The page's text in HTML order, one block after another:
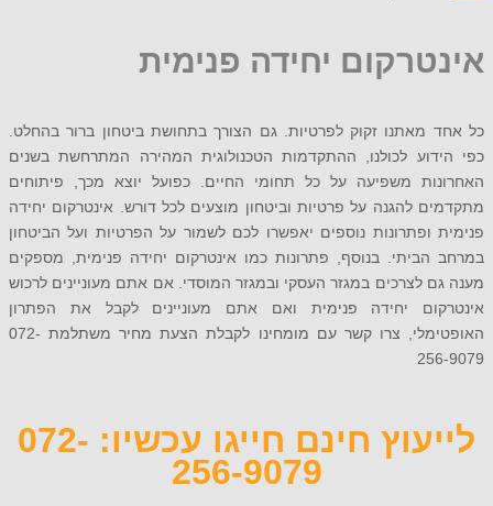
יחידה פנימית
מאתנו זקוק לפרטיות. גם הצורך בתחושת ביטחון ברור בהחלט.
לכולנו, ההתקדמות הטכנולוגית המהירה המתרחשת בשנים
משפיעה על כל תחומי החיים. כפועל יוצא מכך, פיתוחים
להגנה על פרטיות וביטחון מוצעים לכל דורש. אינטרקום יחידה
ופתרונות נוספים יאפשרו לכם לשמור על הפרטיות ועל הביטחון
בנוסף, פתרונות כמו אינטרקום יחידה פנימית, מספקים
לצרכים במגזר העסקי ובמגזר המוסדי. אם אתם מעוניינים לרכוש
יחידה פנימית ואם אתם מעוניינים לקבל את הפתרון
האופטימלי, צרו קשר עם מומחינו לקבלת הצעת מחיר משתלמת 072-
לייעוץ חינם חייגו עכשיו: 072-
256-9079